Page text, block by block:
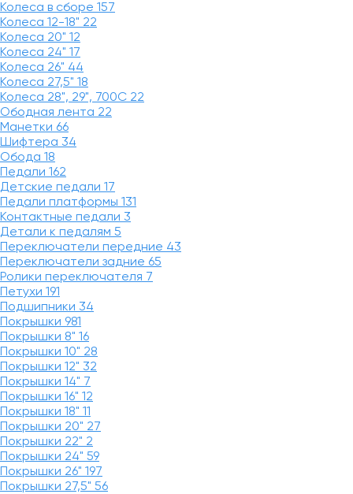
Колеса в сборе 157
Колеса 12-18" 22
Колеса 20" 12
Колеса 24" 17
Колеса 26" 44
Колеса 27,5" 18
Колеса 28", 29", 700С 22
Ободная лента 22
Манетки 66
Шифтера 34
Обода 18
Педали 162
Детские педали 17
Педали платформы 131
Контактные педали 3
Детали к педалям 5
Переключатели передние 43
Переключатели задние 65
Ролики переключателя 7
Петухи 191
Подшипники 34
Покрышки 981
Покрышки 8" 16
Покрышки 10" 28
Покрышки 12" 32
Покрышки 14" 7
Покрышки 16" 12
Покрышки 18" 11
Покрышки 20" 27
Покрышки 22" 2
Покрышки 24" 59
Покрышки 26" 197
Покрышки 27,5" 56